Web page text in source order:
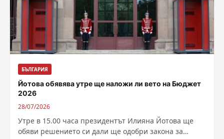
БЪЛГАРИЯ
Йотова обявява утре ще наложи ли вето на Бюджет
2026
28/07/2026
Утре в 15.00 часа президентът Илияна Йотова ще
обяви решението си дали ще одобри закона за